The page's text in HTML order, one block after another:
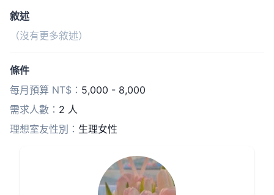
敘述
（沒有更多敘述）
條件
每月預算 NT$： 5,000 - 8,000
需求人數： 2 人
理想室友性別： 生理女性